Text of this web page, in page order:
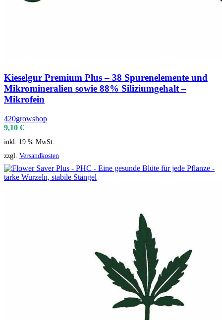
Kieselgur Premium Plus – 38 Spurenelemente und
Mikromineralien sowie 88% Siliziumgehalt –
Mikrofein
420growshop
9,10 €
inkl. 19 % MwSt.
zzgl. Versandkosten